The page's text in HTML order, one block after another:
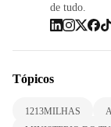
de tudo.
Tópicos
1213MILHAS